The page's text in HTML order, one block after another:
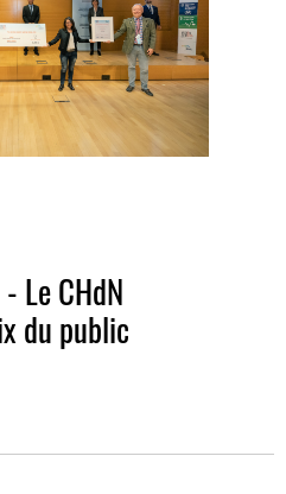
Le CHdN
du public